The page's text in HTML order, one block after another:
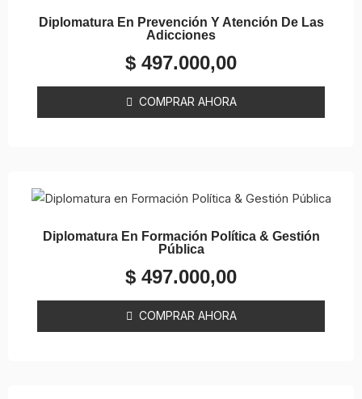
Diplomatura En Prevención Y Atención De Las
Adicciones
$ 497.000,00
COMPRAR AHORA
Diplomatura En Formación Política & Gestión
Pública
$ 497.000,00
COMPRAR AHORA